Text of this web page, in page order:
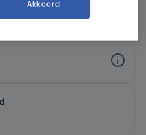
.
Akkoord